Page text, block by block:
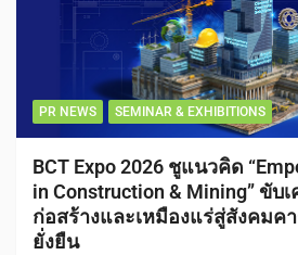
PR NEWS SEMINAR & EXHIBITIONS
BCT Expo 2026 ชูแนวคิด
in Construction & Mining” ขับ
ก่อสร้างและเหมืองแร่สู่สังคมค
ยั่งยืน